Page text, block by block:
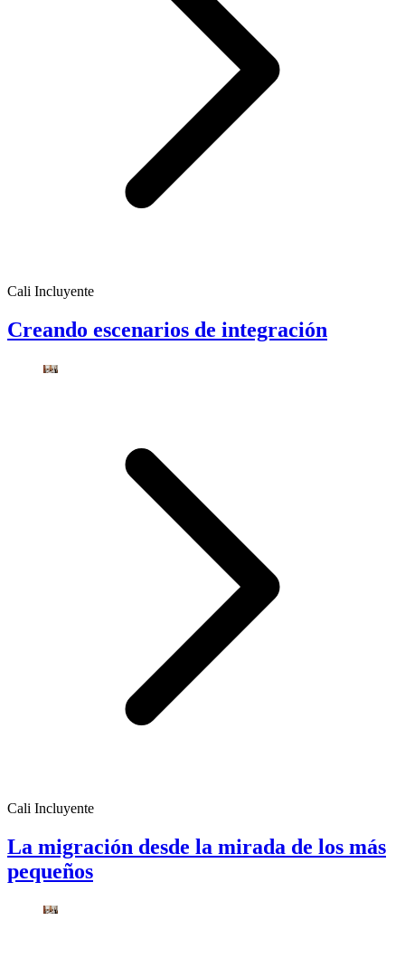
Cali Incluyente
Creando escenarios de integración
Cali Incluyente
La migración desde la mirada de los más
pequeños